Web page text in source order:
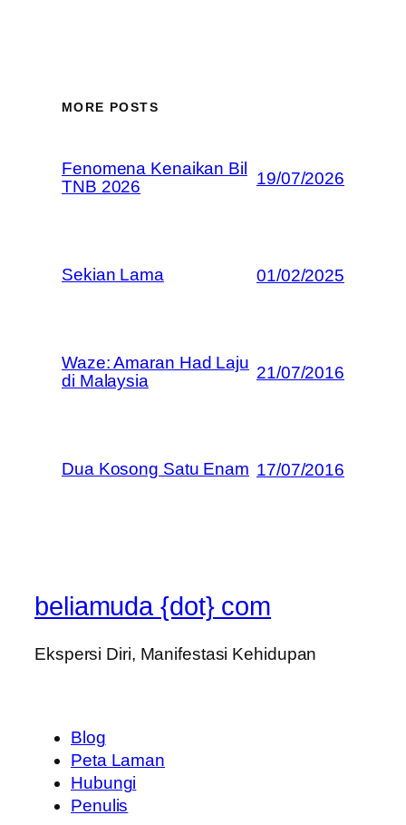
MORE POSTS
Fenomena Kenaikan Bil
TNB 2026
19/07/2026
Sekian Lama 01/02/2025
Waze: Amaran Had Laju
di Malaysia
21/07/2016
Dua Kosong Satu Enam 17/07/2016
beliamuda {dot} com
Ekspersi Diri, Manifestasi Kehidupan
Blog
Peta Laman
Hubungi
Penulis